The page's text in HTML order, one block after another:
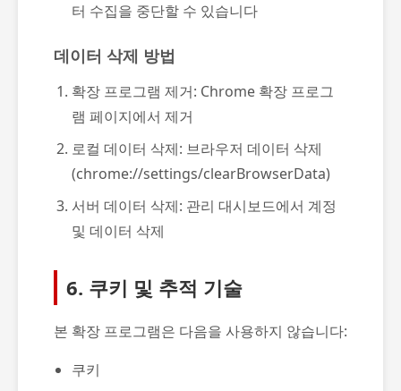
터 수집을 중단할 수 있습니다
데이터 삭제 방법
확장 프로그램 제거: Chrome 확장 프로그
램 페이지에서 제거
로컬 데이터 삭제: 브라우저 데이터 삭제
(chrome://settings/clearBrowserData)
서버 데이터 삭제: 관리 대시보드에서 계정
및 데이터 삭제
6. 쿠키 및 추적 기술
본 확장 프로그램은 다음을 사용하지 않습니다:
쿠키